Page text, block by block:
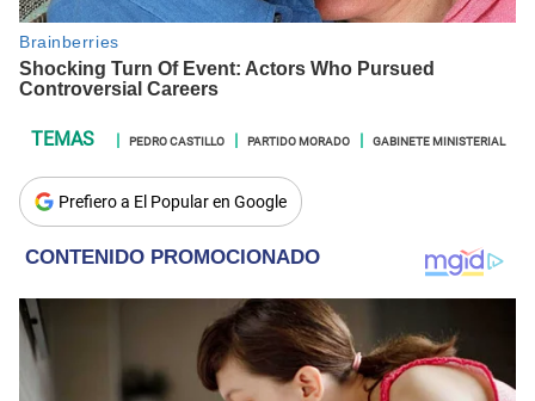
PEDRO CASTILLO PARTIDO MORADO GABINETE MINISTERIAL
Prefiero a El Popular en Google